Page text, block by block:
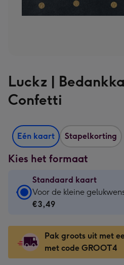
Luckz |
Confetti
Eén kaart Stapelkorting
Kies het formaat
Standaard kaart
Standaard
kaart
€3,49
-
Voor
Voor de kleine
€3,49
Pak groots uit met
met code GROOT4